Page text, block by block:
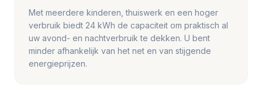
Met meerdere kinderen, thuiswerk en een hoger
verbruik biedt 24 kWh de capaciteit om praktisch al
uw avond- en nachtverbruik te dekken. U bent
minder afhankelijk van het net en van stijgende
energieprijzen.